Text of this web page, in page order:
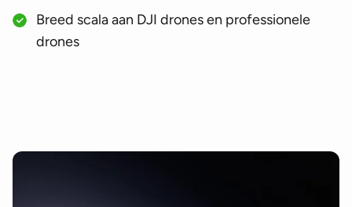
Breed scala aan DJI drones en professionele
drones